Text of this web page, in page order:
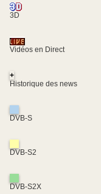
3D
Vidéos en Direct
+
Historique des news
DVB-S
DVB-S2
DVB-S2X